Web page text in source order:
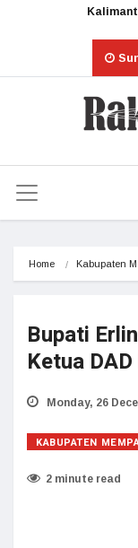
Home Kabupaten
Bupati
Ketua
Monday, 26
KABUPATEN
2 minute read